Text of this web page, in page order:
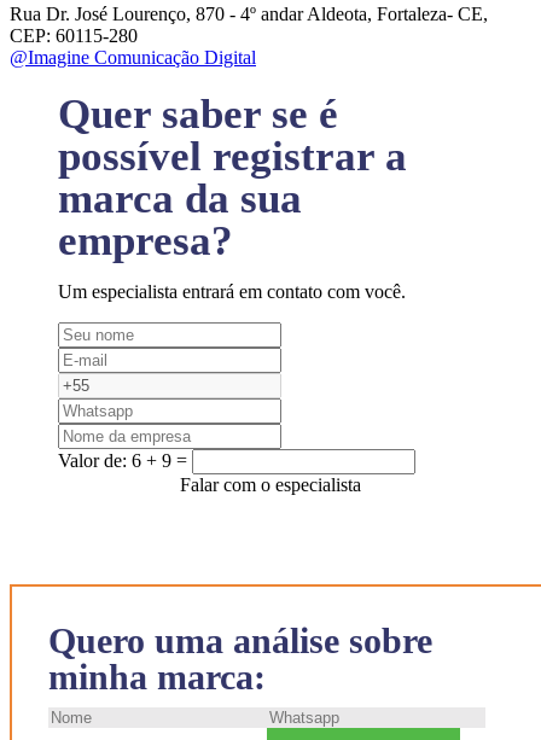
Quero uma análise sobre
minha marca:
Rua Dr. José Lourenço, 870 - 4º andar Aldeota, Fortaleza- CE,
CEP: 60115-280
@Imagine Comunicação Digital
Quer saber se é
possível registrar a
marca da sua
empresa?
Um especialista entrará em contato com você.
Valor de: 6 + 9 =
Falar com o especialista